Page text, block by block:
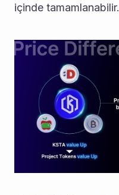
içinde tamamlanabilir.